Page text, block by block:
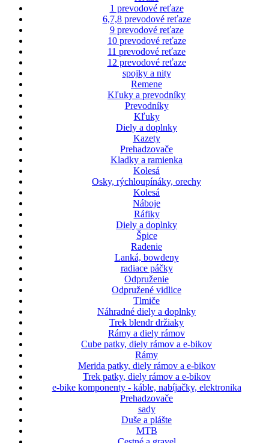
1 prevodové reťaze
6,7,8 prevodové reťaze
9 prevodové reťaze
10 prevodové reťaze
11 prevodové reťaze
12 prevodové reťaze
spojky a nity
Remene
Kľuky a prevodníky
Prevodníky
Kľuky
Diely a doplnky
Kazety
Prehadzovače
Kladky a ramienka
Kolesá
Osky, rýchloupínáky, orechy
Kolesá
Náboje
Ráfiky
Diely a doplnky
Špice
Radenie
Lanká, bowdeny
radiace páčky
Odpruženie
Odpružené vidlice
Tlmiče
Náhradné diely a doplnky
Trek blendr držiaky
Rámy a diely rámov
Cube patky, diely rámov a e-bikov
Rámy
Merida patky, diely rámov a e-bikov
Trek patky, diely rámov a e-bikov
e-bike komponenty - káble, nabíjačky, elektronika
Prehadzovače
sady
Duše a plášte
MTB